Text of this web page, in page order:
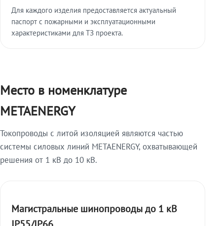
Для каждого изделия предоставляется актуальный
паспорт с пожарными и эксплуатационными
характеристиками для ТЗ проекта.
Место в номенклатуре
METAENERGY
Токопроводы с литой изоляцией являются частью
системы силовых линий METAENERGY, охватывающей
решения от 1 кВ до 10 кВ.
Магистральные шинопроводы до 1 кВ